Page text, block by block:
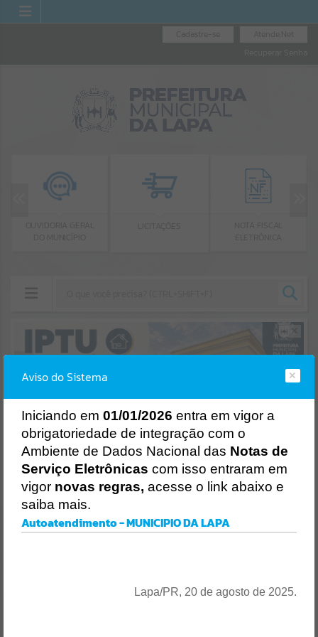
Resultados para ""
Portais
Por favor, aguarde...
NOTÍCIAS
Por favor, aguarde...
SUBPORTAIS
AUTOATENDIMENTO
Cadastre-se Recuperar Senha
Aviso do Sistema
Iniciando em 01/01/2026 entra em vigor a
obrigatoriedade de integração com o
Ambiente de Dados Nacional das Notas de
Serviço Eletrônicas com isso entraram em
vigor novas regras, acesse o link abaixo e
saiba mais.
Autoatendimento - MUNICIPIO DA LAPA
Lapa/PR, 20 de agosto de 2025.